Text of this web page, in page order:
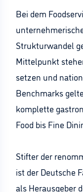
Bei dem
Strukturwandel
Mittelpunkt
setzen und
Benchmarks
komplette
Food bis Fine
Stifter der
ist der Deutsche
als Herausgeber